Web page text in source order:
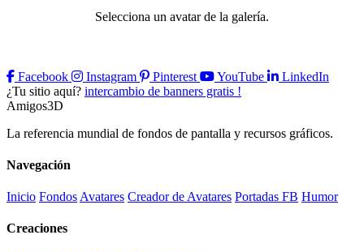
Selecciona un avatar de la galería.
Facebook Instagram Pinterest YouTube
LinkedIn
¿Tu sitio aquí? intercambio de banners gratis !
Amigos3D
La referencia mundial de fondos de pantalla y recursos gráficos.
Navegación
Inicio Fondos Avatares Creador de Avatares Portadas FB Humor
Creaciones